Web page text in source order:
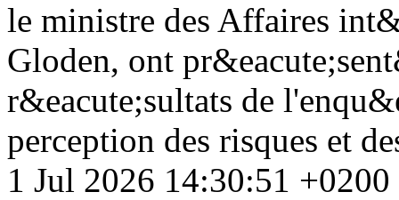
le ministre des Affaires
Gloden, ont
r&eacute;sultats de
perception des risques et
1 Jul 2026 14:30:51 +0200